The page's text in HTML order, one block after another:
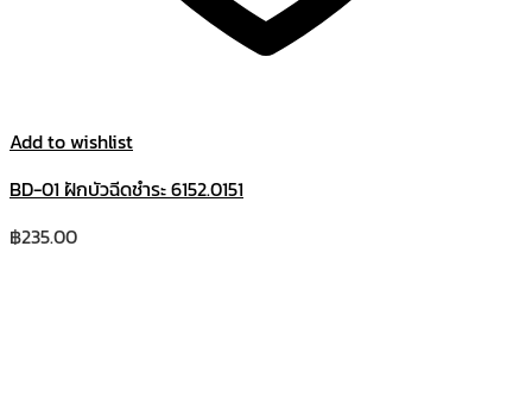
Add to wishlist
BD-01 ฝักบัวฉีดชำระ 6152.0151
฿235.00